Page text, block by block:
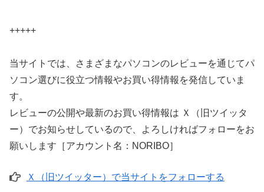
+++++
当サイトでは、さまざまなパソコンのレビューを通じてパ
ソコン選びに役立つ情報やお買い得情報を発信していま
す。
レビューの公開や最新のお買い得情報は Ｘ（旧ツイッタ
ー）でお知らせしているので、よろしければフォローをお
願いします［アカウント名：NORIBO］
Ｘ（旧ツイッター）で当サイトをフォローする